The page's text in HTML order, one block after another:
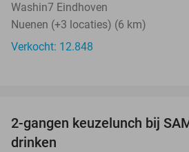
Washin7 Eindhoven
Nuenen (+3 locaties) (6 km)
Verkocht: 12.848
2-gangen keuzelunch bij
drinken